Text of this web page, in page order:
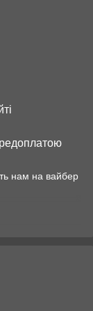
нам на вайбер